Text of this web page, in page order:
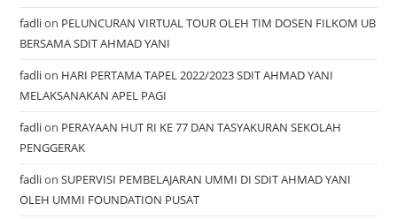
fadlion PELUNCURAN VIRTUAL TOUR OLEH TIM DOSEN FILKOM UB
BERSAMA SDIT AHMAD YANI
fadlion HARI PERTAMA TAPEL 2022/2023 SDIT AHMAD YANI
MELAKSANAKAN APEL PAGI
fadlion PERAYAAN HUT RI KE 77 DAN TASYAKURAN SEKOLAH
PENGGERAK
fadlionSUPERVISI PEMBELAJARAN UMMI DI SDIT AHMAD YANI
OLEH UMMI FOUNDATION PUSAT